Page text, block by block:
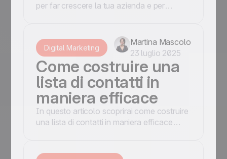
per far crescere la tua azienda e per
Digital Marketing
Martina Mascolo
23 luglio 2025
Come costruire una
lista di contatti in
maniera efficace
In questo articolo scoprirai come costruire
una lista di contatti in maniera efficace